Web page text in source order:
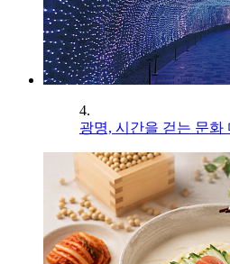
4.
광명, 시간을 걷는 문화